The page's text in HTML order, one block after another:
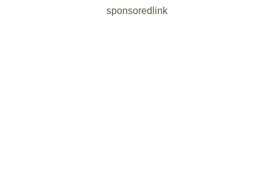
sponsoredlink